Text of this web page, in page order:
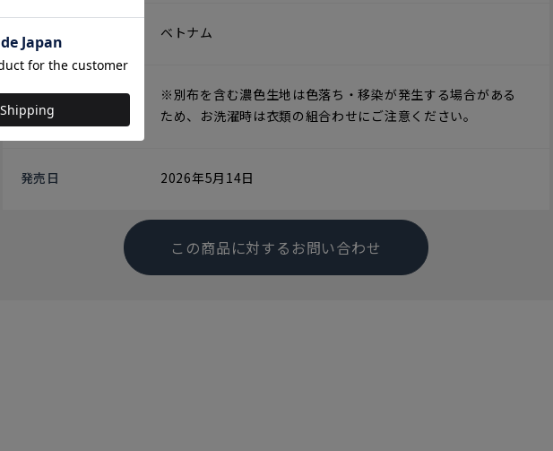
原産国 ベトナム
注意点
※別布を含む濃色生地は色落ち・移染が発生する場合がある
ため、お洗濯時は衣類の組合わせにご注意ください。
発売日 2026年5月14日
この商品に対するお問い合わせ